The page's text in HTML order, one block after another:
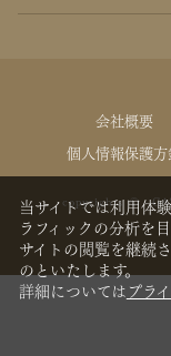
会社概要
個人情報保護
copyrights ©
当サイトでは利用体
ラフィックの分析を
サイトの閲覧を継続
のといたします。
詳細についてはプラ